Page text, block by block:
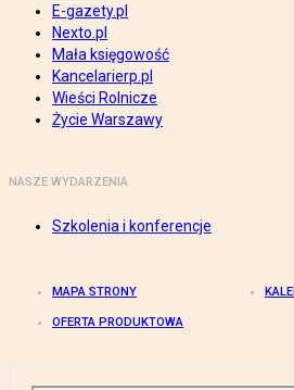
E-gazety.pl
Nexto.pl
Mała księgowość
Kancelarierp.pl
Wieści Rolnicze
Życie Warszawy
NASZE WYDARZENIA
Szkolenia i konferencje
MAPA STRONY
OFERTA PRODUKTOWA